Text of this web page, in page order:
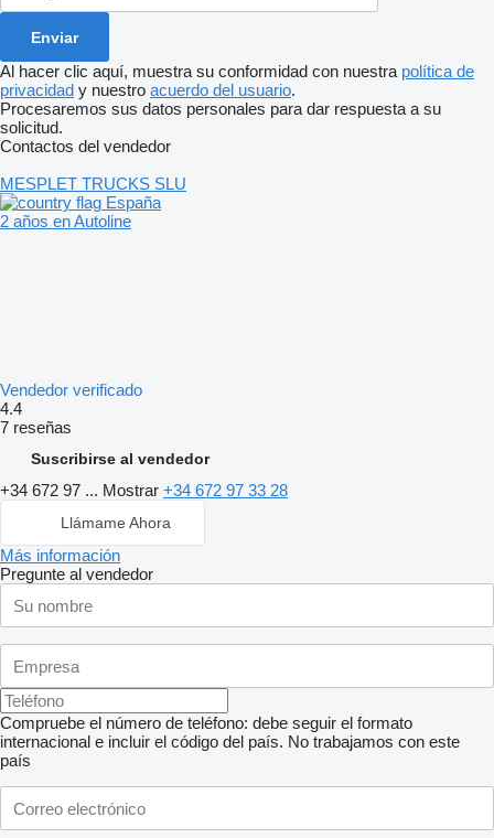
Al hacer clic aquí, muestra su conformidad con nuestra política de
privacidad y nuestro acuerdo del usuario.
Procesaremos sus datos personales para dar respuesta a su
solicitud.
Contactos del vendedor
MESPLET TRUCKS SLU
España
2 años en Autoline
Vendedor verificado
4.4
7 reseñas
Suscribirse al vendedor
+34 672 97 ... Mostrar +34 672 97 33 28
Llámame Ahora
Más información
Pregunte al vendedor
Compruebe el número de teléfono: debe seguir el formato
internacional e incluir el código del país. No trabajamos con este
país